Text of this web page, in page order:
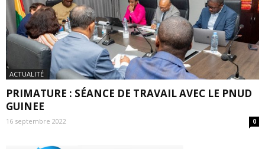
ACTUALITÉ
PRIMATURE : SÉANCE DE TRAVAIL AVEC LE PNUD
GUINEE
16 septembre 2022 0